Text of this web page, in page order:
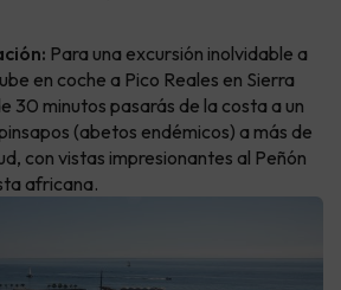
Para una excursión inolvidable a
en coche a Pico Reales en Sierra
30 minutos pasarás de la costa a un
(abetos endémicos) a más de
con vistas impresionantes al Peñón
africana.